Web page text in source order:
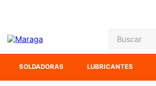
Buscar
SOLDADORAS LUBRICANTES